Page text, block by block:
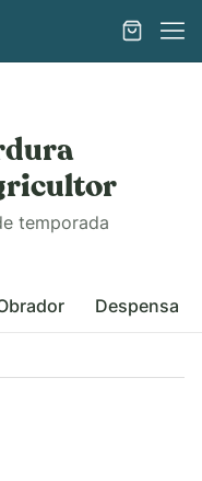
temporada
Despensa